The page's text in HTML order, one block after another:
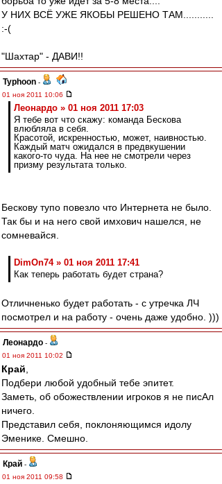
У НИХ ВСЁ УЖЕ ЯКОБЫ РЕШЕНО ТАМ...........
:-(
"Шахтар" - ДАВИ!!
Typhoon -
01 ноя 2011 10:06
Леонардо » 01 ноя 2011 17:03
Я тебе вот что скажу: команда Бескова
влюбляла в себя.
Красотой, искренностью, может, наивностью.
Каждый матч ожидался в предвкушении
какого-то чуда. На нее не смотрели через
призму результата только.
Бескову тупо повезло что Интернета не было.
Так бы и на него свой имхович нашелся, не
сомневайся.
DimOn74 » 01 ноя 2011 17:41
Как теперь работать будет страна?
Отличненько будет работать - с утречка ЛЧ
посмотрел и на работу - очень даже удобно. )))
Леонардо -
01 ноя 2011 10:02
Край
Подбери любой удобный тебе эпитет.
Заметь, об обожествлении игроков я не писАл
ничего.
Представил себя, поклоняющимся идолу
Эменике. Смешно.
Край -
01 ноя 2011 09:58